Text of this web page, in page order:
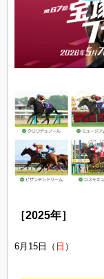
［2025年］
6月15日（ 日 ）